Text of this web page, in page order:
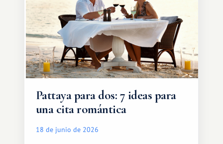
Pattaya para dos: 7 ideas para
una cita romántica
18 de junio de 2026